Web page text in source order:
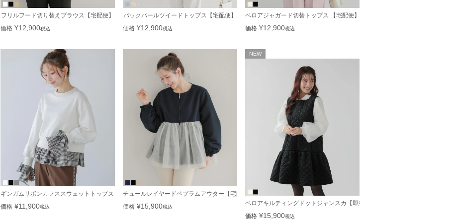
フリルフード切り替えブラウス【宅配便】
価格 ¥12,900税込
バックパールツイードトップス【宅配便】
価格 ¥12,900税込
ベロアジャガード切替トップス 【宅配便】
価格 ¥12,900税込
ギンガムリボンカフススウェットトップス【宅配便】
価格 ¥11,900税込
チュールレイヤードペプラムアウター【宅配便】
価格 ¥15,900税込
NEW
ベロアキルティングドットジャンスカ【即納】【宅配便】
価格 ¥15,900税込